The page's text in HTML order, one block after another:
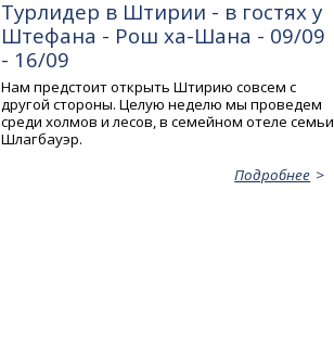
Турлидер в Штирии - в гостях у
Штефана - Рош ха-Шана - 09/09
- 16/09
Нам предстоит открыть Штирию совсем с
другой стороны. Целую неделю мы проведем
среди холмов и лесов, в семейном отеле семьи
Шлагбауэр.
Подробнее